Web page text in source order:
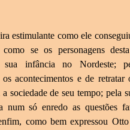
estimulante como ele
se os personagens
sua infância no Nordeste;
os acontecimentos e de
sociedade de seu tempo; pela
num só enredo as questões
como bem expressou